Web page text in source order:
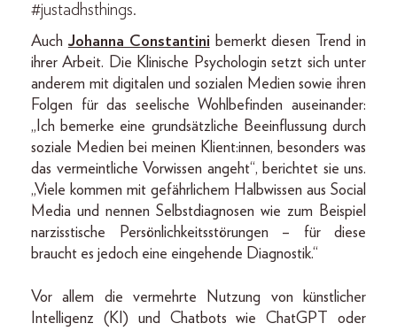
#justadhsthings.
Auch Johanna Constantini bemerkt diesen Trend in
ihrer Arbeit. Die Klinische Psychologin setzt sich unter
anderem mit digitalen und sozialen Medien sowie ihren
Folgen für das seelische Wohlbefinden auseinander:
„Ich bemerke eine grundsätzliche Beeinflussung durch
soziale Medien bei meinen Klient:innen, besonders was
das vermeintliche Vorwissen angeht“, berichtet sie uns.
„Viele kommen mit gefährlichem Halbwissen aus Social
Media und nennen Selbstdiagnosen wie zum Beispiel
narzisstische Persönlichkeitsstörungen – für diese
braucht es jedoch eine eingehende Diagnostik.“
Vor allem die vermehrte Nutzung von künstlicher
Intelligenz (KI) und Chatbots wie ChatGPT oder